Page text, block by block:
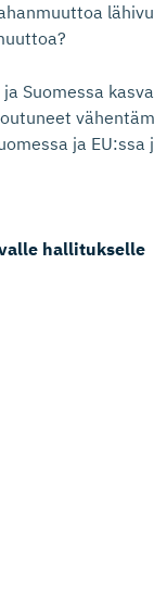
Suomessa
ja EU:ssa
hallitukselle